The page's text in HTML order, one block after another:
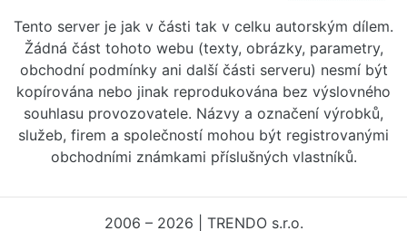
Tento server je jak v části tak v celku autorským dílem.
Žádná část tohoto webu (texty, obrázky, parametry,
obchodní podmínky ani další části serveru) nesmí být
kopírována nebo jinak reprodukována bez výslovného
souhlasu provozovatele. Názvy a označení výrobků,
služeb, firem a společností mohou být registrovanými
obchodními známkami příslušných vlastníků.
2006 – 2026 | TRENDO s.r.o.